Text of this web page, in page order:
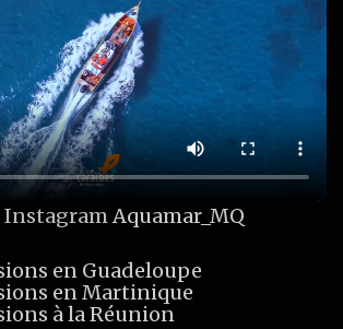
InstagramAquamar_MQ
en Guadeloupe
en Martinique
à la Réunion